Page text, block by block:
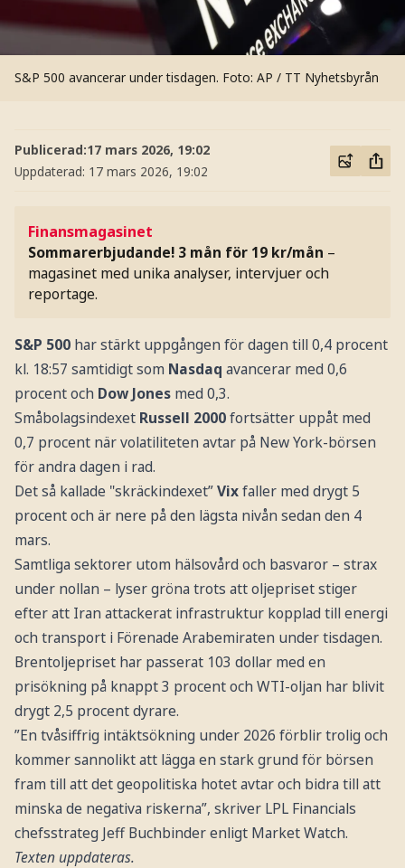
S&P 500 avancerar under tisdagen. Foto: AP / TT Nyhetsbyrån
Publicerad:17 mars 2026, 19:02
Uppdaterad: 17 mars 2026, 19:02
Finansmagasinet
Sommarerbjudande! 3 mån för 19 kr/mån –
magasinet med unika analyser, intervjuer och
reportage.
S&P 500 har stärkt uppgången för dagen till 0,4 procent
kl. 18:57 samtidigt som Nasdaq avancerar med 0,6
procent och Dow Jones med 0,3.
Småbolagsindexet Russell 2000fortsätter uppåt med
0,7 procent när volatiliteten avtar på New York-börsen
för andra dagen i rad.
Det så kallade "skräckindexet”Vixfaller med drygt 5
procent och är nere på den lägsta nivån sedan den 4
mars.
Samtliga sektorer utom hälsovård och basvaror – strax
under nollan – lyser gröna trots att oljepriset stiger
efter att Iran attackerat infrastruktur kopplad till energi
och transport i Förenade Arabemiraten under tisdagen.
Brentoljepriset har passerat 103 dollar med en
prisökning på knappt 3 procent och WTI-oljan har blivit
drygt 2,5 procent dyrare.
”En tvåsiffrig intäktsökning under 2026 förblir trolig och
kommer sannolikt att lägga en stark grund för börsen
fram till att det geopolitiska hotet avtar och bidra till att
minska de negativa riskerna”, skriver LPL Financials
chefsstrateg Jeff Buchbinder enligt Market Watch.
Texten uppdateras.